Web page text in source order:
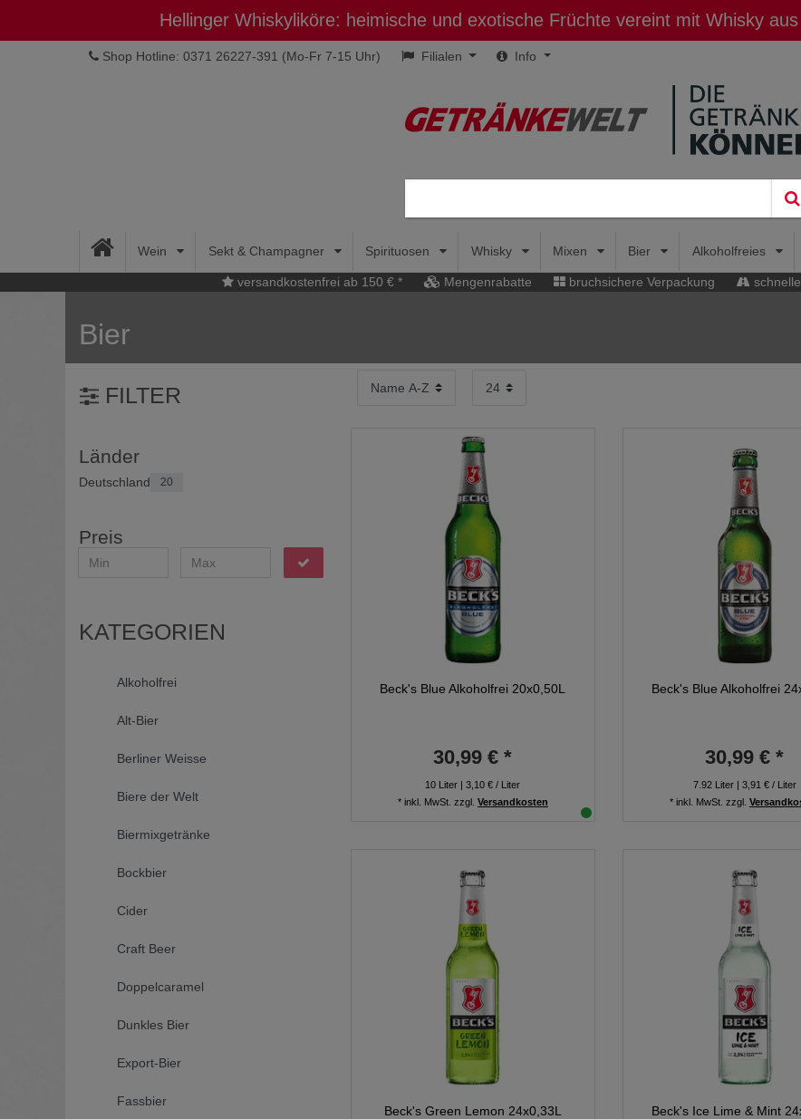
Hellinger Whiskyliköre: heimische und exotische Früchte vereint mit Whisky
Shop Hotline: 0371 26227-391 (Mo-Fr 7-15 Uhr) Filialen Info
Wein Sekt & Champagner Spirituosen Whisky Mixen Bier Alkoholfreies
versandkostenfrei ab 150 € * Mengenrabatte bruchsichere Verpackung
Bier
FILTER
Länder
Deutschland 20
Preis
KATEGORIEN
Alkoholfrei
Alt-Bier
Berliner Weisse
Biere der Welt
Biermixgetränke
Bockbier
Cider
Craft Beer
Doppelcaramel
Dunkles Bier
Export-Bier
Fassbier
Beck's Blue Alkoholfrei 20x0,50L
30,99 € *
10 Liter | 3,10 € / Liter
* inkl. MwSt. zzgl. Versandkosten
Beck's Blue Alkoholfrei
30,99 € *
7.92Liter| 3,91 € / Liter
* inkl. MwSt. zzgl.
Beck's Green Lemon 24x0,33L Beck's Ice Lime & Mint